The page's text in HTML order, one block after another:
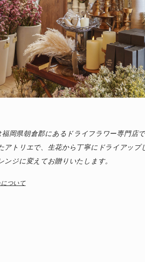
岡県朝倉郡にあるドライフラワー専門店で
アトリエで、生花から丁寧にドライアップ
ンジに変えてお贈りいたします。
ついて